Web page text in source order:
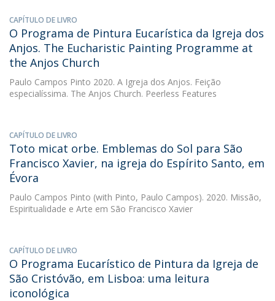
CAPÍTULO DE LIVRO
O Programa de Pintura Eucarística da Igreja dos
Anjos. The Eucharistic Painting Programme at
the Anjos Church
Paulo Campos Pinto 2020. A Igreja dos Anjos. Feição
especialíssima. The Anjos Church. Peerless Features
CAPÍTULO DE LIVRO
Toto micat orbe. Emblemas do Sol para São
Francisco Xavier, na igreja do Espírito Santo, em
Évora
Paulo Campos Pinto (with Pinto, Paulo Campos). 2020. Missão,
Espiritualidade e Arte em São Francisco Xavier
CAPÍTULO DE LIVRO
O Programa Eucarístico de Pintura da Igreja de
São Cristóvão, em Lisboa: uma leitura
iconológica